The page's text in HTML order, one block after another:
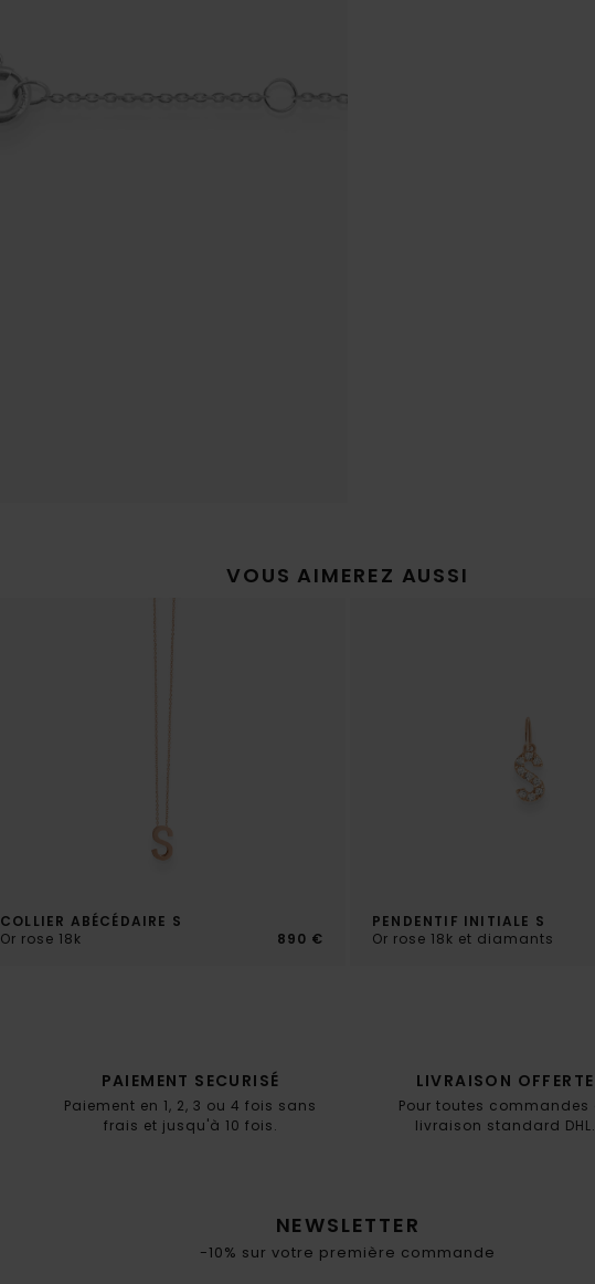
VOUS AIMEREZ AUSSI
COLLIER ABÉCÉDAIRE S
Or rose 18k
890 €
PENDENTIF INITIALE S
Or rose 18k et diamants
PAIEMENT SECURISÉ
Paiement en 1, 2, 3 ou 4 fois sans
frais et jusqu'à 10 fois.
LIVRAISON OFFERTE
Pour toutes commandes
livraison standard DHL.
NEWSLETTER
-10% sur votre première commande